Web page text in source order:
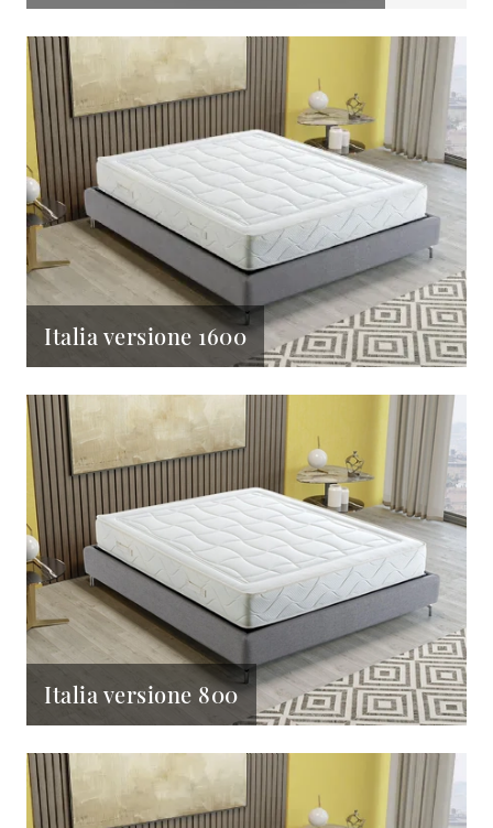
Italia versione 1600
Italia versione 800